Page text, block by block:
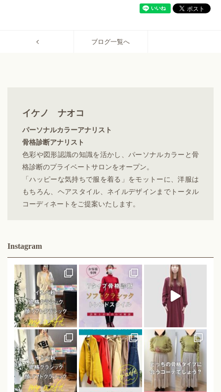
ブログ一覧へ
イケノ ナオコ
パーソナルカラーアナリスト
骨格診断アナリスト
色彩や図形認識の知識を活かし、パーソナルカラーと骨
格診断のプライベートサロンをオープン。
「ハッピーな気持ちで服を着る」をモットーに、洋服は
もちろん、ヘアスタイル、ネイルデザインまでトータル
コーディネートをご提案いたします。
Instagram